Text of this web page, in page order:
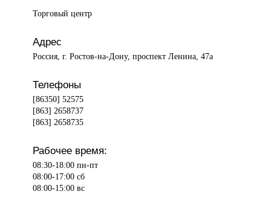
Торговый центр
Адрес
Россия, г. Ростов-на-Дону, проспект Ленина, 47а
Телефоны
[86350] 52575
[863] 2658737
[863] 2658735
Рабочее время:
08:30-18:00 пн-пт
08:00-17:00 сб
08:00-15:00 вс